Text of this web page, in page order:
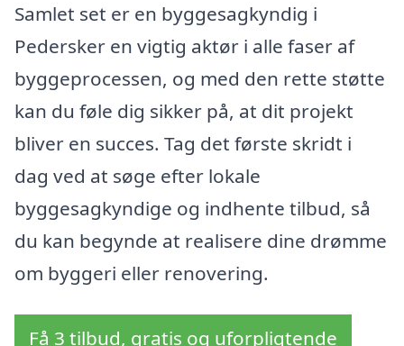
Samlet set er en byggesagkyndig i
Pedersker en vigtig aktør i alle faser af
byggeprocessen, og med den rette støtte
kan du føle dig sikker på, at dit projekt
bliver en succes. Tag det første skridt i
dag ved at søge efter lokale
byggesagkyndige og indhente tilbud, så
du kan begynde at realisere dine drømme
om byggeri eller renovering.
Få 3 tilbud, gratis og uforpligtende